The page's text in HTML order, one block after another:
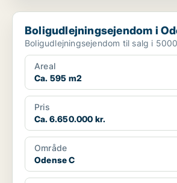
Boligudlejningsejendom i Odense C
Boligudlejningsejendom i
Boligudlejningsejendom til salg i
Areal
Ca. 595 m2
Pris
Ca. 6.650.000 kr.
Område
Odense C